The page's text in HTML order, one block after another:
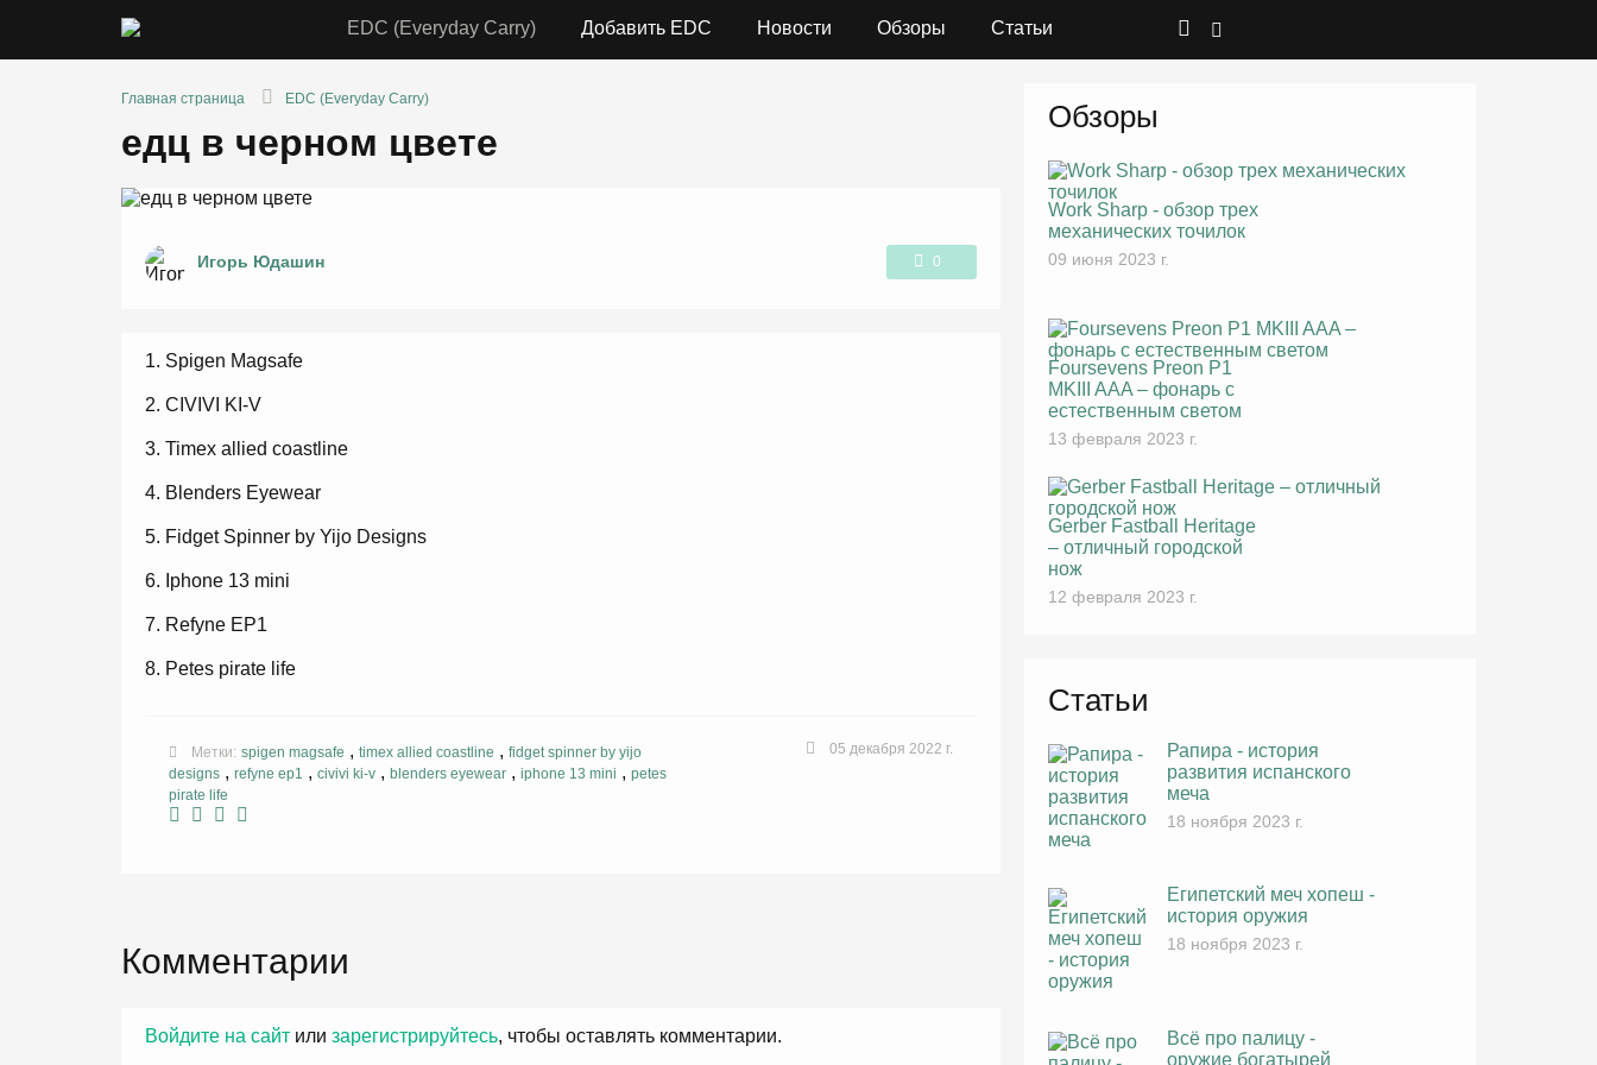
EDC (Everyday Carry) Добавить EDC Новости Обзоры Статьи
Главная страница EDC (Everyday Carry)
едц в черном цвете
0
Игорь Юдашин
Spigen Magsafe
CIVIVI KI-V
Timex allied coastline
Blenders Eyewear
Fidget Spinner by Yijo Designs
Iphone 13 mini
Refyne EP1
Petes pirate life
Метки: spigen magsafe , timex allied coastline , fidget spinner by yijo
designs , refyne ep1 , civivi ki-v , blenders eyewear , iphone 13 mini , petes
pirate life
05 декабря 2022 г.
Комментарии
Войдите на сайт или зарегистрируйтесь, чтобы оставлять комментарии.
Обзоры
Work Sharp - обзор трех
механических точилок
09 июня 2023 г.
Foursevens Preon P1
MKIII AAA – фонарь с
естественным светом
13 февраля 2023 г.
Gerber Fastball Heritage
– отличный городской
нож
12 февраля 2023 г.
Статьи
Рапира - история
развития испанского
меча
18 ноября 2023 г.
Египетский меч хопеш -
история оружия
18 ноября 2023 г.
Всё про палицу -
оружие богатырей